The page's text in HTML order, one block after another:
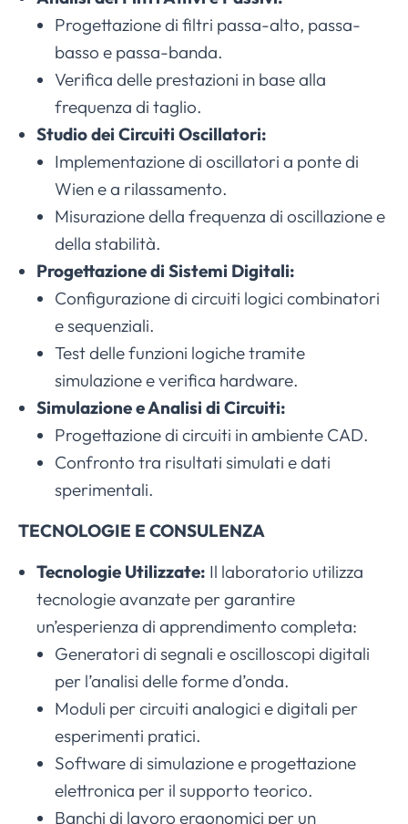
Progettazione di filtri passa-alto, passa-
basso e passa-banda.
Verifica delle prestazioni in base alla
frequenza di taglio.
Studio dei Circuiti Oscillatori:
Implementazione di oscillatori a ponte di
Wien e a rilassamento.
Misurazione della frequenza di oscillazione e
della stabilità.
Progettazione di Sistemi Digitali:
Configurazione di circuiti logici combinatori
e sequenziali.
Test delle funzioni logiche tramite
simulazione e verifica hardware.
Simulazione e Analisi di Circuiti:
Progettazione di circuiti in ambiente CAD.
Confronto tra risultati simulati e dati
sperimentali.
TECNOLOGIE E CONSULENZA
Tecnologie Utilizzate: Il laboratorio utilizza
tecnologie avanzate per garantire
un’esperienza di apprendimento completa:
Generatori di segnali e oscilloscopi digitali
per l’analisi delle forme d’onda.
Moduli per circuiti analogici e digitali per
esperimenti pratici.
Software di simulazione e progettazione
elettronica per il supporto teorico.
Banchi di lavoro ergonomici per un